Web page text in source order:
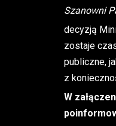
Szanowni
decyzją
zostaje
publiczne,
z
W